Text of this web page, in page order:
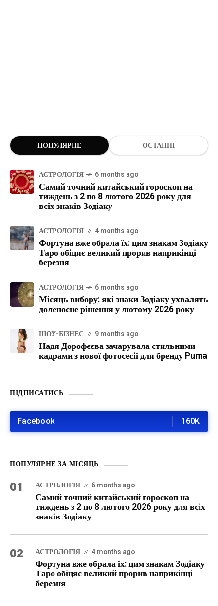
ПОПУЛЯРНЕ ОСТАННІ
АСТРОЛОГІЯ 6 months ago
Самий точний китайський гороскоп на
тиждень з 2 по 8 лютого 2026 року для
всіх знаків Зодіаку
АСТРОЛОГІЯ 4 months ago
Фортуна вже обрала їх: цим знакам Зодіаку
Таро обіцяє великий прорив наприкінці
березня
АСТРОЛОГІЯ 6 months ago
Місяць вибору: які знаки Зодіаку ухвалять
доленосне рішення у лютому 2026 року
ШОУ-БІЗНЕС 9 months ago
Надя Дорофєєва зачарувала стильними
кадрами з нової фотосесії для бренду Puma
ПІДПИСАТИСЬ
Facebook 160K
ПОПУЛЯРНЕ ЗА МІСЯЦЬ
01 АСТРОЛОГІЯ 6 months ago
Самий точний китайський гороскоп на
тиждень з 2 по 8 лютого 2026 року для всіх
знаків Зодіаку
02 АСТРОЛОГІЯ 4 months ago
Фортуна вже обрала їх: цим знакам Зодіаку
Таро обіцяє великий прорив наприкінці
березня